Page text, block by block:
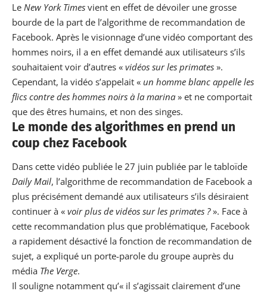
Le New York Times vient en effet de dévoiler une grosse
bourde de la part de l’algorithme de recommandation de
Facebook. Après le visionnage d’une vidéo comportant des
hommes noirs, il a en effet demandé aux utilisateurs s’ils
souhaitaient voir d’autres « vidéos sur les primates ».
Cependant, la vidéo s’appelait « un homme blanc appelle les
flics contre des hommes noirs à la marina » et ne comportait
que des êtres humains, et non des singes.
Le monde des algorithmes en prend un
coup chez Facebook
Dans cette vidéo publiée le 27 juin publiée par le tabloïde
Daily Mail, l’algorithme de recommandation de Facebook a
plus précisément demandé aux utilisateurs s’ils désiraient
continuer à « voir plus de vidéos sur les primates ?». Face à
cette recommandation plus que problématique, Facebook
a rapidement désactivé la fonction de recommandation de
sujet, a expliqué un porte-parole du groupe auprès du
média The Verge.
Il souligne notamment qu’« il s’agissait clairement d’une